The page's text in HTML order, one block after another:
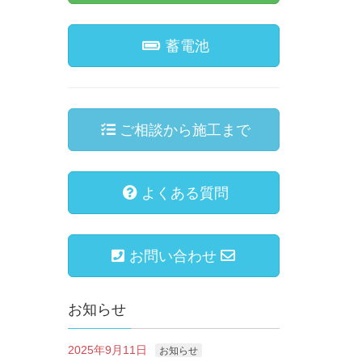
蓄電池
ご相談から施工まで
よくある質問
お問い合わせ
お知らせ
2025年9月11日 お知らせ